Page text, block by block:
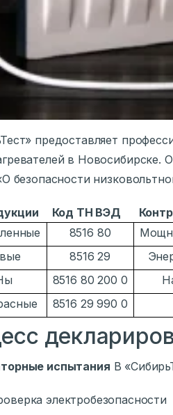
предоставляет
в Новосибирске.
безопасности
Код ТН ВЭД
8516 80
8516 29
8516 80 200 0
8516 29 990 0
испытания В
электробезопасности